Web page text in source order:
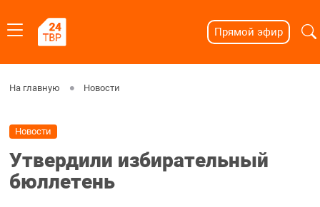
Прямой эфир
На главную Новости
Новости
Утвердили избирательный
бюллетень